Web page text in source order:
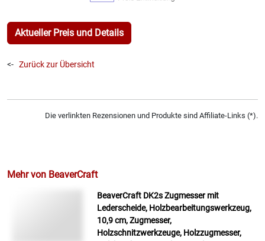
Aktueller Preis und Details
<- Zurück zur Übersicht
Die verlinkten Rezensionen und Produkte sind Affiliate-Links (*).
Mehr von BeaverCraft
BeaverCraft DK2s Zugmesser mit
Lederscheide, Holzbearbeitungswerkzeug,
10,9 cm, Zugmesser,
Holzschnitzwerkzeuge, Holzzugmesser,